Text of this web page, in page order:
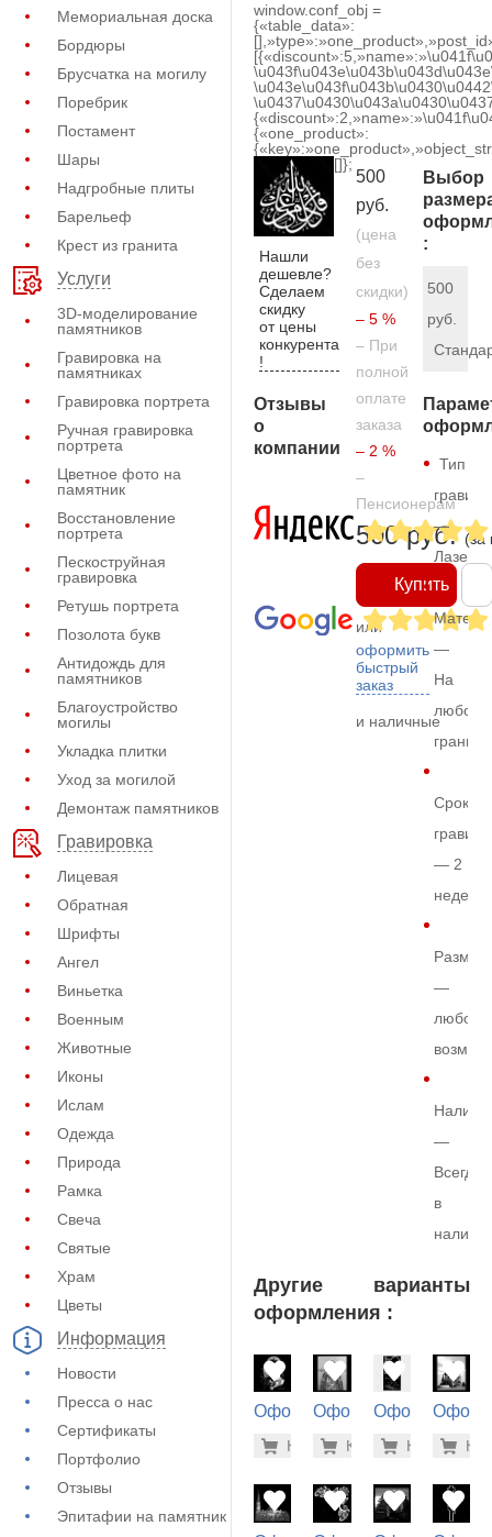
Мемориальная доска
Бордюры
Брусчатка на могилу
Поребрик
Постамент
Шары
Надгробные плиты
Барельеф
Крест из гранита
Услуги
3D-моделирование
памятников
Гравировка на
памятниках
Гравировка портрета
Ручная гравировка
портрета
Цветное фото на
памятник
Восстановление
портрета
Пескоструйная
гравировка
Ретушь портрета
Позолота букв
Антидождь для
памятников
Благоустройство
могилы
Укладка плитки
Уход за могилой
Демонтаж памятников
Гравировка
Лицевая
Обратная
Шрифты
Ангел
Виньетка
Военным
Животные
Иконы
Ислам
Одежда
Природа
Рамка
Свеча
Святые
Храм
Цветы
Информация
Новости
Пресса о нас
Сертификаты
Портфолио
Отзывы
Эпитафии на памятник
window.conf_obj =
{«table_data»:
{«one_product»:
[]};
Нашли
дешевле?
Сделаем
скидку
от цены
конкурента
!
Отзывы
о
компании
500
руб.
(цена
без
скидки)
– 5 %
– При
полной
оплате
заказа
– 2 %
–
Пенсионерам
500 руб. (за
Купить
или
оформить
быстрый
заказ
и наличные
Выбор
:
500
руб.
Тип
—
—
На
любом
граните
Срок
— 2
недели
Размер
—
любой
—
Всегда
в
Другие варианты
оформления :
Оформление
(71-990)
-7% 1.900
Купить
Оформление
(73-436)
-7%
Купить
Оформление
(72-826)
-
Купить(71-